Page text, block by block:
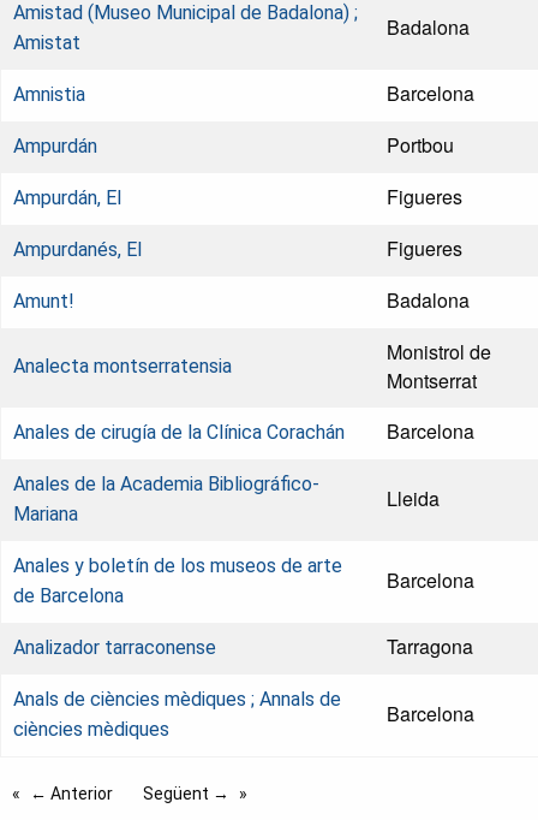
Amistad (Museo Municipal de Badalona) ;
Amistat
Badalona
Amnistia Barcelona
Ampurdán Portbou
Ampurdán, El Figueres
Ampurdanés, El Figueres
Amunt! Badalona
Analecta montserratensia
Monistrol de
Montserrat
Anales de cirugía de la Clínica Corachán Barcelona
Anales de la Academia Bibliográfico-
Mariana
Lleida
Anales y boletín de los museos de arte
de Barcelona
Barcelona
Analizador tarraconense Tarragona
Anals de ciències mèdiques ; Annals de
ciències mèdiques
Barcelona
← Anterior Següent →